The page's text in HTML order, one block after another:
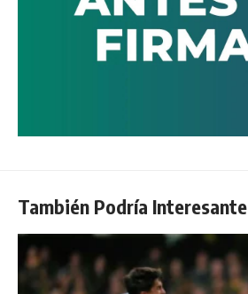
También Podría Interesante